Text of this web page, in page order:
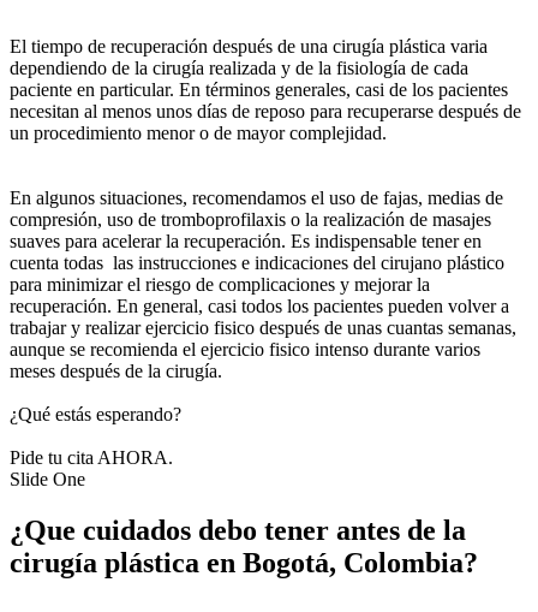
El tiempo de recuperación después de una cirugía plástica varia
dependiendo de la cirugía realizada y de la fisiología de cada
paciente en particular. En términos generales, casi de los pacientes
necesitan al menos unos días de reposo para recuperarse después de
un procedimiento menor o de mayor complejidad.
En algunos situaciones, recomendamos el uso de fajas, medias de
compresión, uso de tromboprofilaxis o la realización de masajes
suaves para acelerar la recuperación. Es indispensable tener en
cuenta todas las instrucciones e indicaciones del cirujano plástico
para minimizar el riesgo de complicaciones y mejorar la
recuperación. En general, casi todos los pacientes pueden volver a
trabajar y realizar ejercicio fisico después de unas cuantas semanas,
aunque se recomienda el ejercicio fisico intenso durante varios
meses después de la cirugía.
¿Qué estás esperando?
Pide tu cita AHORA.
Slide One
¿Que cuidados debo tener antes de la
cirugía plástica en Bogotá, Colombia?